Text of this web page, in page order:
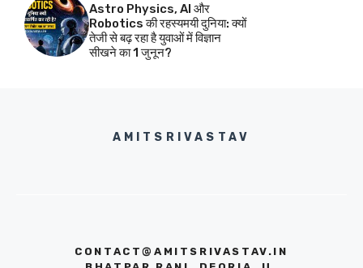
Astro Physics, AI और
Robotics की रहस्यमयी दुनिया: क्यों
तेजी से बढ़ रहा है युवाओं में विज्ञान
सीखने का 1 जुनून?
AMITSRIVASTAV
CONTACT@AMITSRIVASTAV.IN